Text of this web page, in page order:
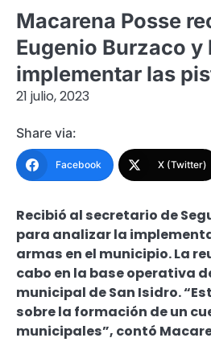
Macarena Posse
Eugenio Burzaco y
implementar las
21 julio, 2023
Share via:
Facebook X (Twitter)
Recibió al secretario de
para analizar la
armas en el municipio. La
cabo en la base operativa
municipal de San Isidro.
sobre la formación de un
municipales”, contó